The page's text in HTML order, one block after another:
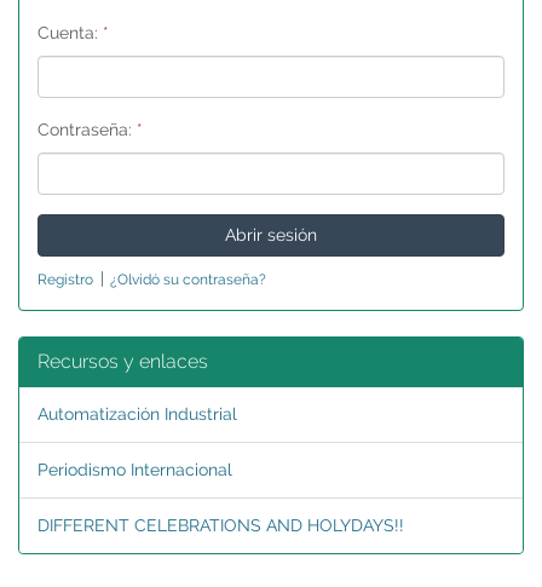
Cuenta: *
Contraseña: *
Registro | ¿Olvidó su contraseña?
Recursos y enlaces
Automatización Industrial
Periodismo Internacional
DIFFERENT CELEBRATIONS AND HOLYDAYS!!